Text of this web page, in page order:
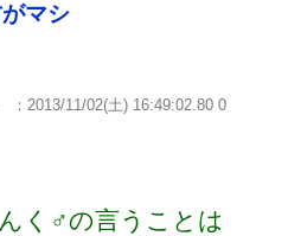
マシ
：2013/11/02(土) 16:49:02.80 0
く♂の言うことは